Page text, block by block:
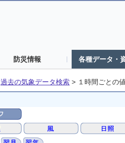
防災情報 各種データ・
過去の気象データ検索 > １時間ごとの